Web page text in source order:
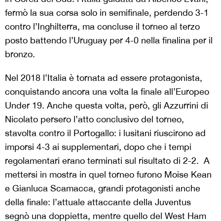
fermò la sua corsa solo in semifinale, perdendo 3-1
contro l’Inghilterra, ma concluse il torneo al terzo
posto battendo l’Uruguay per 4-0 nella finalina per il
bronzo.
Nel 2018 l’Italia è tornata ad essere protagonista,
conquistando ancora una volta la finale all’Europeo
Under 19. Anche questa volta, però, gli Azzurrini di
Nicolato persero l’atto conclusivo del torneo,
stavolta contro il Portogallo: i lusitani riuscirono ad
imporsi 4-3 ai supplementari, dopo che i tempi
regolamentari erano terminati sul risultato di 2-2. A
mettersi in mostra in quel torneo furono Moise Kean
e Gianluca Scamacca, grandi protagonisti anche
della finale: l’attuale attaccante della Juventus
segnò una doppietta, mentre quello del West Ham